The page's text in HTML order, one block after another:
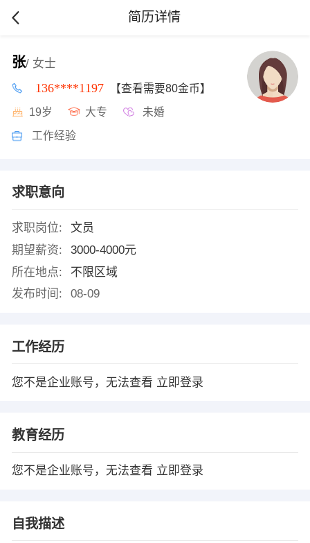
简历详情
张/ 女士
136****1197 【查看需要80金币】
19岁 大专 未婚
工作经验
求职意向
求职岗位:
文员
期望薪资:
3000-4000元
所在地点:
不限区域
发布时间:
08-09
工作经历
您不是企业账号，无法查看 立即登录
教育经历
您不是企业账号，无法查看 立即登录
自我描述